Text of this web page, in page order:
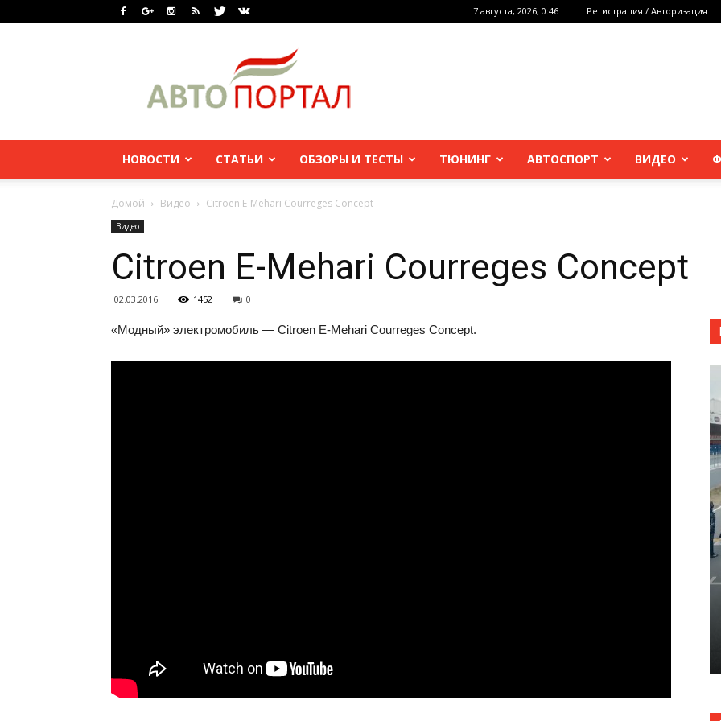
7 августа, 2026, 0:46 Регистрация / Авторизация
НОВОСТИ СТАТЬИ ОБЗОРЫ И ТЕСТЫ ТЮНИНГ АВТОСПОРТ ВИДЕО
Домой Видео Citroen E-Mehari Courreges Concept
Видео
Citroen E-Mehari Courreges Concept
02.03.2016 1452 0
«Модный» электромобиль — Citroen E-Mehari Courreges Concept.